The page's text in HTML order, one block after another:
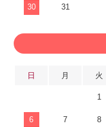
30 31
日 月 火
1
6 7 8